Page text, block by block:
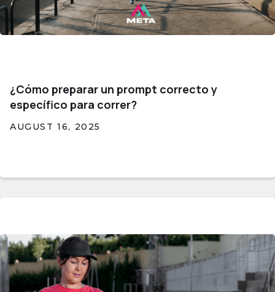
¿Cómo preparar un prompt correcto y
específico para correr?
AUGUST 16, 2025